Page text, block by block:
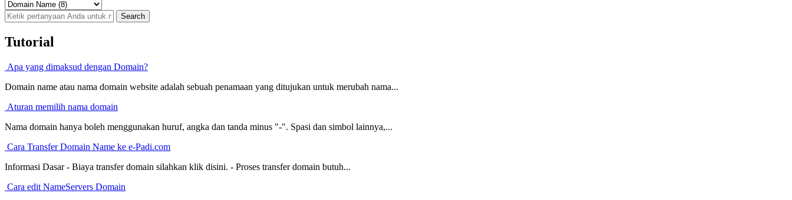
Tutorial
Apa yang dimaksud dengan Domain?
Domain name atau nama domain website adalah sebuah penamaan yang ditujukan untuk merubah nama...
Aturan memilih nama domain
Nama domain hanya boleh menggunakan huruf, angka dan tanda minus "-". Spasi dan simbol lainnya,...
Cara Transfer Domain Name ke e-Padi.com
Informasi Dasar - Biaya transfer domain silahkan klik disini. - Proses transfer domain butuh...
Cara edit NameServers Domain